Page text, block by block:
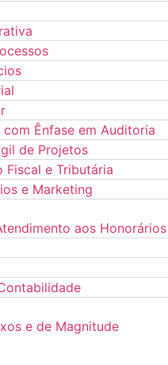
Ênfase em Auditoria
de Projetos
Fiscal e Tributária
e Marketing
aos Honorários
e de Magnitude